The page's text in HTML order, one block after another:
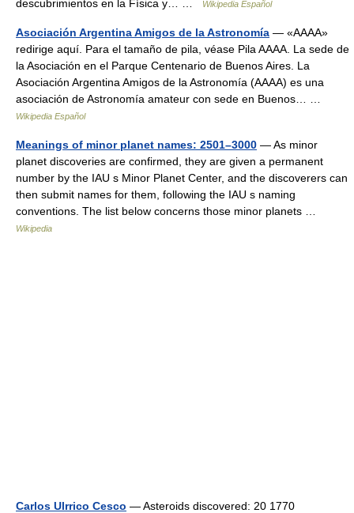
descubrimientos en la Física y… …
Wikipedia Español
Asociación Argentina Amigos de la Astronomía — «AAAA»
redirige aquí. Para el tamaño de pila, véase Pila AAAA. La sede de
la Asociación en el Parque Centenario de Buenos Aires. La
Asociación Argentina Amigos de la Astronomía (AAAA) es una
asociación de Astronomía amateur con sede en Buenos… …
Wikipedia Español
Meanings of minor planet names: 2501–3000 — As minor
planet discoveries are confirmed, they are given a permanent
number by the IAU s Minor Planet Center, and the discoverers can
then submit names for them, following the IAU s naming
conventions. The list below concerns those minor planets …
Wikipedia
Carlos Ulrrico Cesco — Asteroids discovered: 20 1770